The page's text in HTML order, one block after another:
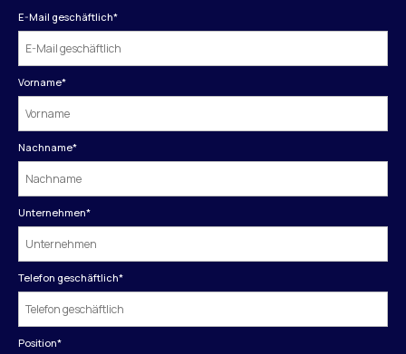
E-Mail geschäftlich*
Vorname*
Nachname*
Unternehmen*
Telefon geschäftlich*
Position*